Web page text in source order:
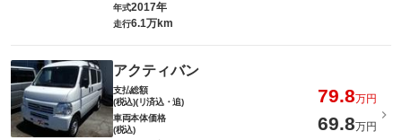
年式2017年
走行6.1万km
アクティバン
支払総額
(税込)(リ済込・追)
79.8万円
車両本体価格
(税込)
69.8万円